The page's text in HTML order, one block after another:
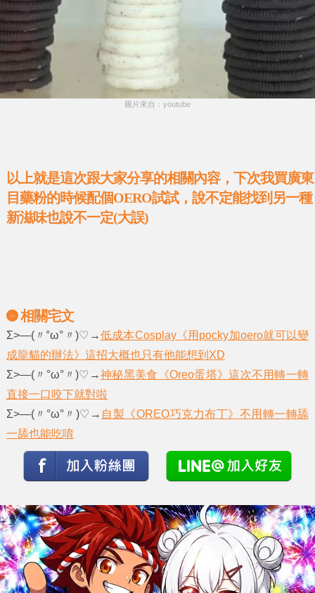
圖片來自：youtube
以上就是這次跟大家分享的相關內容，下次我買廣東
目藥粉的時候配個OERO試試，說不定能找到另一種
新滋味也說不一定(大誤)
相關宅文
Σ>―(〃°ω°〃)♡→低成本Cosplay《用pocky加oero就可以變
成龍貓的辦法》這招大概也只有他能想到XD
Σ>―(〃°ω°〃)♡→神秘黑美食《Oreo蛋塔》這次不用轉一轉
直接一口咬下就對啦
Σ>―(〃°ω°〃)♡→ 自製《OREO巧克力布丁》不用轉一轉舔
一舔也能吃唷